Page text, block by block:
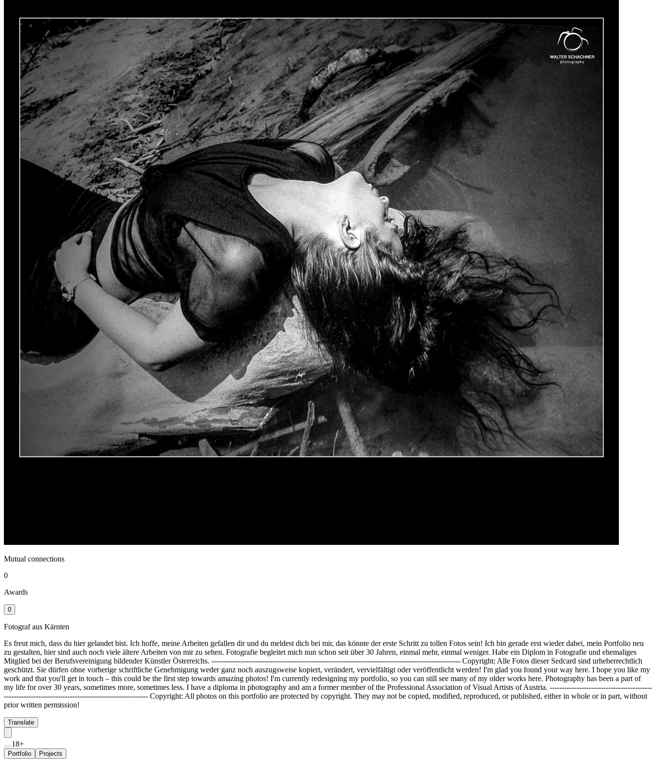
Mutual connections
0
Awards
0
Fotograf aus Kärnten
Es freut mich, dass du hier gelandet bist. Ich hoffe, meine Arbeiten gefallen dir und du meldest dich bei mir, das könnte der erste Schritt zu tollen Fotos sein! Ich bin gerade erst wieder dabei, mein Portfolio neu
zu gestalten, hier sind auch noch viele ältere Arbeiten von mir zu sehen. Fotografie begleitet mich nun schon seit über 30 Jahren, einmal mehr, einmal weniger. Habe ein Diplom in Fotografie und ehemaliges
Mitglied bei der Berufsvereinigung bildender Künstler Österreichs. ------------------------------------------------------------------------------------------------------ Copyright: Alle Fotos dieser Sedcard sind urheberrechtlich
geschützt. Sie dürfen ohne vorherige schriftliche Genehmigung weder ganz noch auszugsweise kopiert, verändert, vervielfältigt oder veröffentlicht werden! I'm glad you found your way here. I hope you like my
work and that you'll get in touch – this could be the first step towards amazing photos! I'm currently redesigning my portfolio, so you can still see many of my older works here. Photography has been a part of
my life for over 30 years, sometimes more, sometimes less. I have a diploma in photography and am a former member of the Professional Association of Visual Artists of Austria. ------------------------------------------
----------------------------------------------------------- Copyright: All photos on this portfolio are protected by copyright. They may not be copied, modified, reproduced, or published, either in whole or in part, without
prior written permission!
Translate
18+
Portfolio Projects